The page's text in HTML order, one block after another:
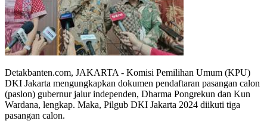
Detakbanten.com, JAKARTA - Komisi Pemilihan Umum (KPU)
DKI Jakarta mengungkapkan dokumen pendaftaran pasangan calon
(paslon) gubernur jalur independen, Dharma Pongrekun dan Kun
Wardana, lengkap. Maka, Pilgub DKI Jakarta 2024 diikuti tiga
pasangan calon.